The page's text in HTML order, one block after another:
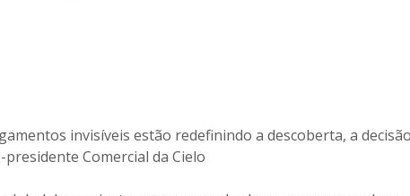
invisíveis estão redefinindo a descoberta, a
Comercial da Cielo